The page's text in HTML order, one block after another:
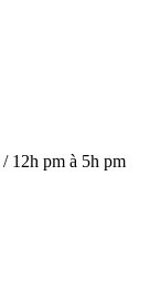
/ 12h pm à 5h pm